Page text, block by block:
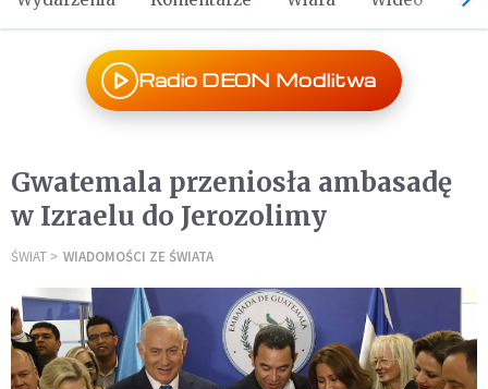
Radio DEON Modlitwa
Gwatemala przeniosła ambasadę
w Izraelu do Jerozolimy
ŚWIAT WIADOMOŚCI ZE ŚWIATA